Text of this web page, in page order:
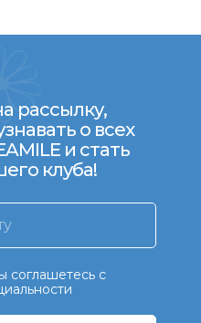
соглашетесь с
рассылку,
о всех
и стать
клуба!